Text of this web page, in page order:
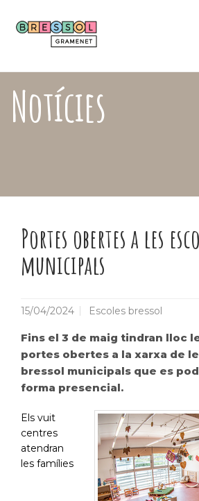
main
Notícies
Portes obertes a les
municipals
15/04/2024 Escoles bressol
Fins el 3 de maig tindran lloc
portes obertes a la xarxa de
bressol municipals que es
forma presencial.
Els vuit
centres
atendran
les famílies